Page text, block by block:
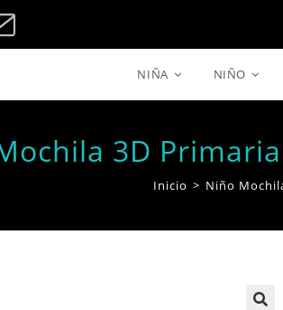
NIÑA NIÑO
3D
Inicio > Niño